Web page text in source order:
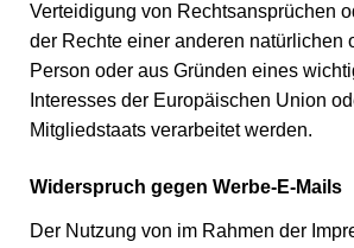
Verteidigung von Rechtsansprüchen
der Rechte einer anderen natürlichen
Person oder aus Gründen eines
Interesses der Europäischen Union
Mitgliedstaats verarbeitet werden.
Widerspruch gegen Werbe-E-Mails
Der Nutzung von im Rahmen der